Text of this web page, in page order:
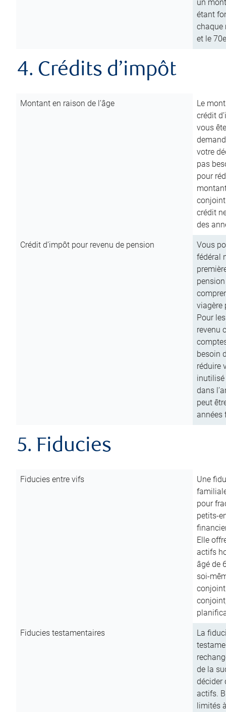
un
étant
chaque
et le
4. Crédits d’impôt
Montant en raison de l’âge
Le
crédit
vous
votre
pas
pour
conjoint
crédit
des
Crédit d’impôt pour revenu de pension
Vous
fédéral
viagère
Pour
revenu
besoin
réduire
inutilisé
dans
peut
années
5. Fiducies
Fiducies entre vifs
Une
pour
petits-
Elle
actifs
âgé de
soi-
Fiducies testamentaires
La
de la
décider
actifs.
limités